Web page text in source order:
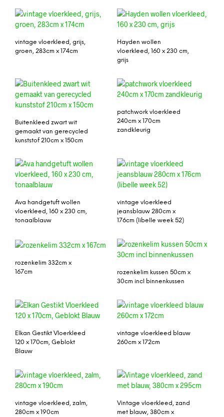
vintage vloerkleed, grijs,
groen, 283cm x 174cm
Hayden wollen
vloerkleed, 160 x 230 cm,
grijs
Buitenkleed zwart wit
gemaakt van gerecycled
kunststof 210cm x 150cm
patchwork vloerkleed
240cm x 170cm
zandkleurig
Ava handgetuft wollen
vloerkleed, 160 x 230 cm,
tonaalblauw
vintage vloerkleed
jeansblauw 280cm x
176cm (libelle week 52)
rozenkelim 332cm x
167cm
rozenkelim kussen 50cm x
30cm incl binnenkussen
Elkan Gestikt Vloerkleed
120 x 170cm, Geblokt
Blauw
vintage vloerkleed blauw
260cm x 172cm
vintage vloerkleed, zalm,
280cm x 190cm
Vintage vloerkleed, zand
met blauw, 380cm x